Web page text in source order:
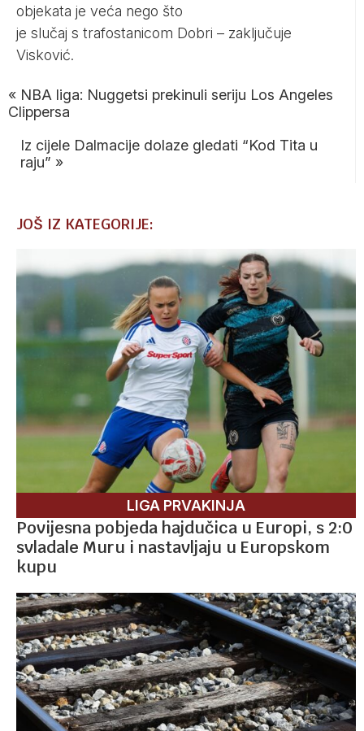
objekata je veća nego što
je slučaj s trafostanicom Dobri – zaključuje
Visković.
« NBA liga: Nuggetsi prekinuli seriju Los Angeles
Clippersa
Iz cijele Dalmacije dolaze gledati “Kod Tita u
raju” »
JOŠ IZ KATEGORIJE:
LIGA PRVAKINJA
Povijesna pobjeda hajdučica u Europi, s 2:0
svladale Muru i nastavljaju u Europskom
kupu